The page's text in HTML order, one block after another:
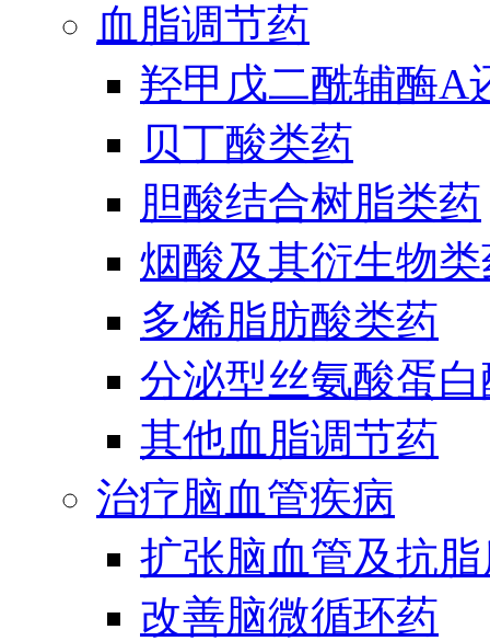
血脂调节药
羟甲戊二酰辅酶A
贝丁酸类药
胆酸结合树脂类药
烟酸及其衍生物
多烯脂肪酸类药
分泌型丝氨酸蛋
其他血脂调节药
治疗脑血管疾病
扩张脑血管及抗
改善脑微循环药